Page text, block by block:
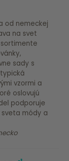
od nemeckej
na svet
sady s
vzormi a
oslovujú
podporuje
módy a